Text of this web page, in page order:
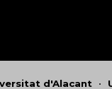
d'Alacant •